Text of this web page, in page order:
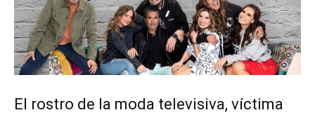
El rostro de la moda televisiva, víctima